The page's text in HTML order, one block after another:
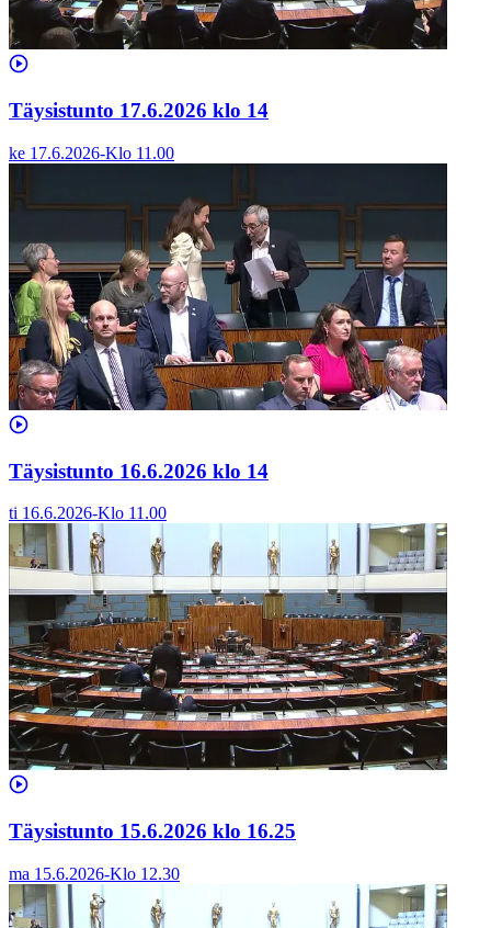
Täysistunto 17.6.2026 klo 14
ke 17.6.2026-Klo 11.00
Täysistunto 16.6.2026 klo 14
ti 16.6.2026-Klo 11.00
Täysistunto 15.6.2026 klo 16.25
ma 15.6.2026-Klo 12.30